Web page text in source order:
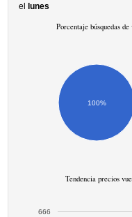
el
lunes
Porcentaje búsquedas
100%
Tendencia precios
666